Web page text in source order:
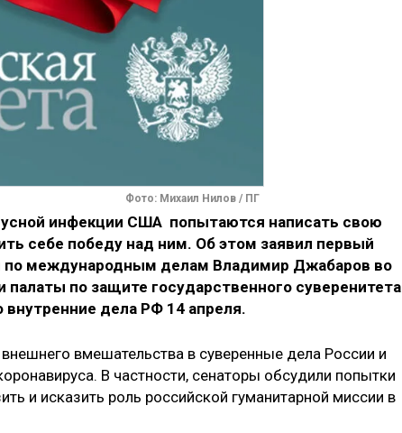
Фото: Михаил Нилов / ПГ
инфекции США попытаются написать свою
себе победу над ним. Об этом заявил первый
по международным делам Владимир Джабаров во
по защите государственного суверенитета
дела РФ 14 апреля.
вмешательства в суверенные дела России и
В частности, сенаторы обсудили попытки
и исказить роль российской гуманитарной миссии в